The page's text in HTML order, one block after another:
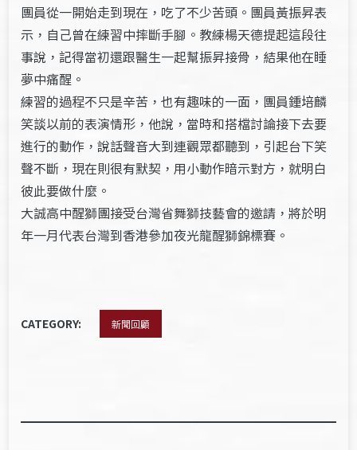
團員從一開始走到現在，吃了不少苦頭。團員黃振昇表
示，自己曾在練習中摔斷手腳。教練楊天德提起這段往
事說，記得當初還跟醫生一起幫振昇接骨，結果他在睡
夢中痛醒。
練習的過程不只是辛苦，也有趣味的一面，團員鍾培麟
笑談以前的表演情形，他說，當時和搭檔討論接下去要
進行的動作，說話聲音大到連觀眾都聽到，引起台下笑
聲不斷，現在則很有默契，用小動作暗示對方，就明白
彼此要做什麼。
大誠高中醒獅團接受台灣省舞獅技藝會的邀請，將於明
年一月代表台灣到香港參加夜光龍醒獅錦標賽。
CATEGORY: 新聞回顧